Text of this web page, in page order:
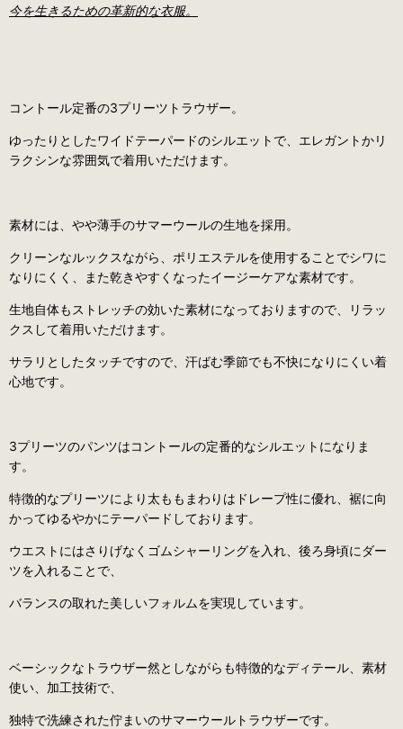
今を生きるための革新的な衣服。
コントール定番の3プリーツトラウザー。
ゆったりとしたワイドテーパードのシルエットで、エレガントかリ
ラクシンな雰囲気で着用いただけます。
素材には、やや薄手のサマーウールの生地を採用。
クリーンなルックスながら、ポリエステルを使用することでシワに
なりにくく、また乾きやすくなったイージーケアな素材です。
生地自体もストレッチの効いた素材になっておりますので、リラッ
クスして着用いただけます。
サラリとしたタッチですので、汗ばむ季節でも不快になりにくい着
心地です。
3プリーツのパンツはコントールの定番的なシルエットになりま
す。
特徴的なプリーツにより太ももまわりはドレープ性に優れ、裾に向
かってゆるやかにテーパードしております。
ウエストにはさりげなくゴムシャーリングを入れ、後ろ身頃にダー
ツを入れることで、
バランスの取れた美しいフォルムを実現しています。
ベーシックなトラウザー然としながらも特徴的なディテール、素材
使い、加工技術で、
独特で洗練された佇まいのサマーウールトラウザーです。